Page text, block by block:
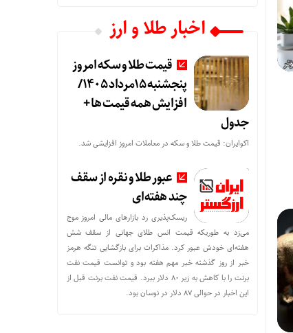
اخبار طلا و ارز
قیمت طلا و سکه امروز
پنجشنبه 15مرداد 1405/
افزایش همه قیمت ها +
جدول
اکوایران: قیمت طلا و سکه در معاملات امروز افزایشی شد.
عبور طلا و نقره از سقف
چند هفته‌ای
ریسک‌پذیری رد بازارهای مالی امروز موج
می‌زد به طوریکه قیمت انس طلای جهانی از سقف شش
هفته‌ای خودش عبور کرد. مذاکرات برای بازگشایی تنگه هرمز
خبر از روز گذشته خبر مهم هفته بود و توانست قیمت نفت
برنت را با کاهش به زیر 80 دلار ببرد. قیمت نفت برنت قبل از
این اخبار در حوالی 87 دلار در نوسان بود.